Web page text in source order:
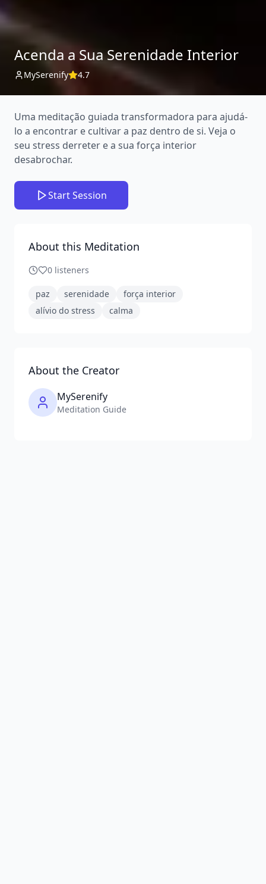
Acenda a Sua Serenidade Interior
MySerenify 4.7
Uma meditação guiada transformadora para ajudá-
lo a encontrar e cultivar a paz dentro de si. Veja o
seu stress derreter e a sua força interior
desabrochar.
Start Session
About this Meditation
0 listeners
paz serenidade
força interior
alívio do stress
calma
About the Creator
MySerenify
Meditation Guide